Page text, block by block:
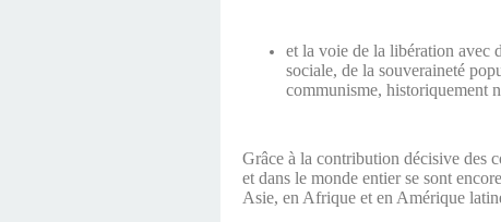
et la voie de la libération avec
sociale, de la souveraineté
communisme, historiquement
Grâce à la contribution décisive des
et dans le monde entier se sont
Asie, en Afrique et en Amérique